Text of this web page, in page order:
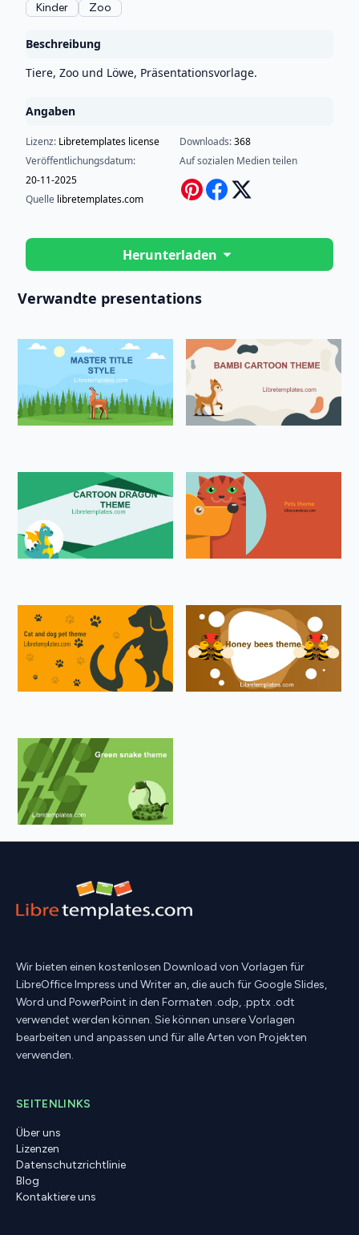
Kinder
Zoo
Beschreibung
Tiere, Zoo und Löwe, Präsentationsvorlage.
Angaben
Lizenz: Libretemplates license
Veröffentlichungsdatum:
20-11-2025
Quelle libretemplates.com
Downloads:368
Auf sozialen Medien teilen
Herunterladen
Verwandte presentations
Wir bieten einen kostenlosen Download von Vorlagen für
LibreOffice Impress und Writer an, die auch für Google Slides,
Word und PowerPoint in den Formaten .odp, .pptx .odt
verwendet werden können. Sie können unsere Vorlagen
bearbeiten und anpassen und für alle Arten von Projekten
verwenden.
SEITENLINKS
Über uns
Lizenzen
Datenschutzrichtlinie
Blog
Kontaktiere uns